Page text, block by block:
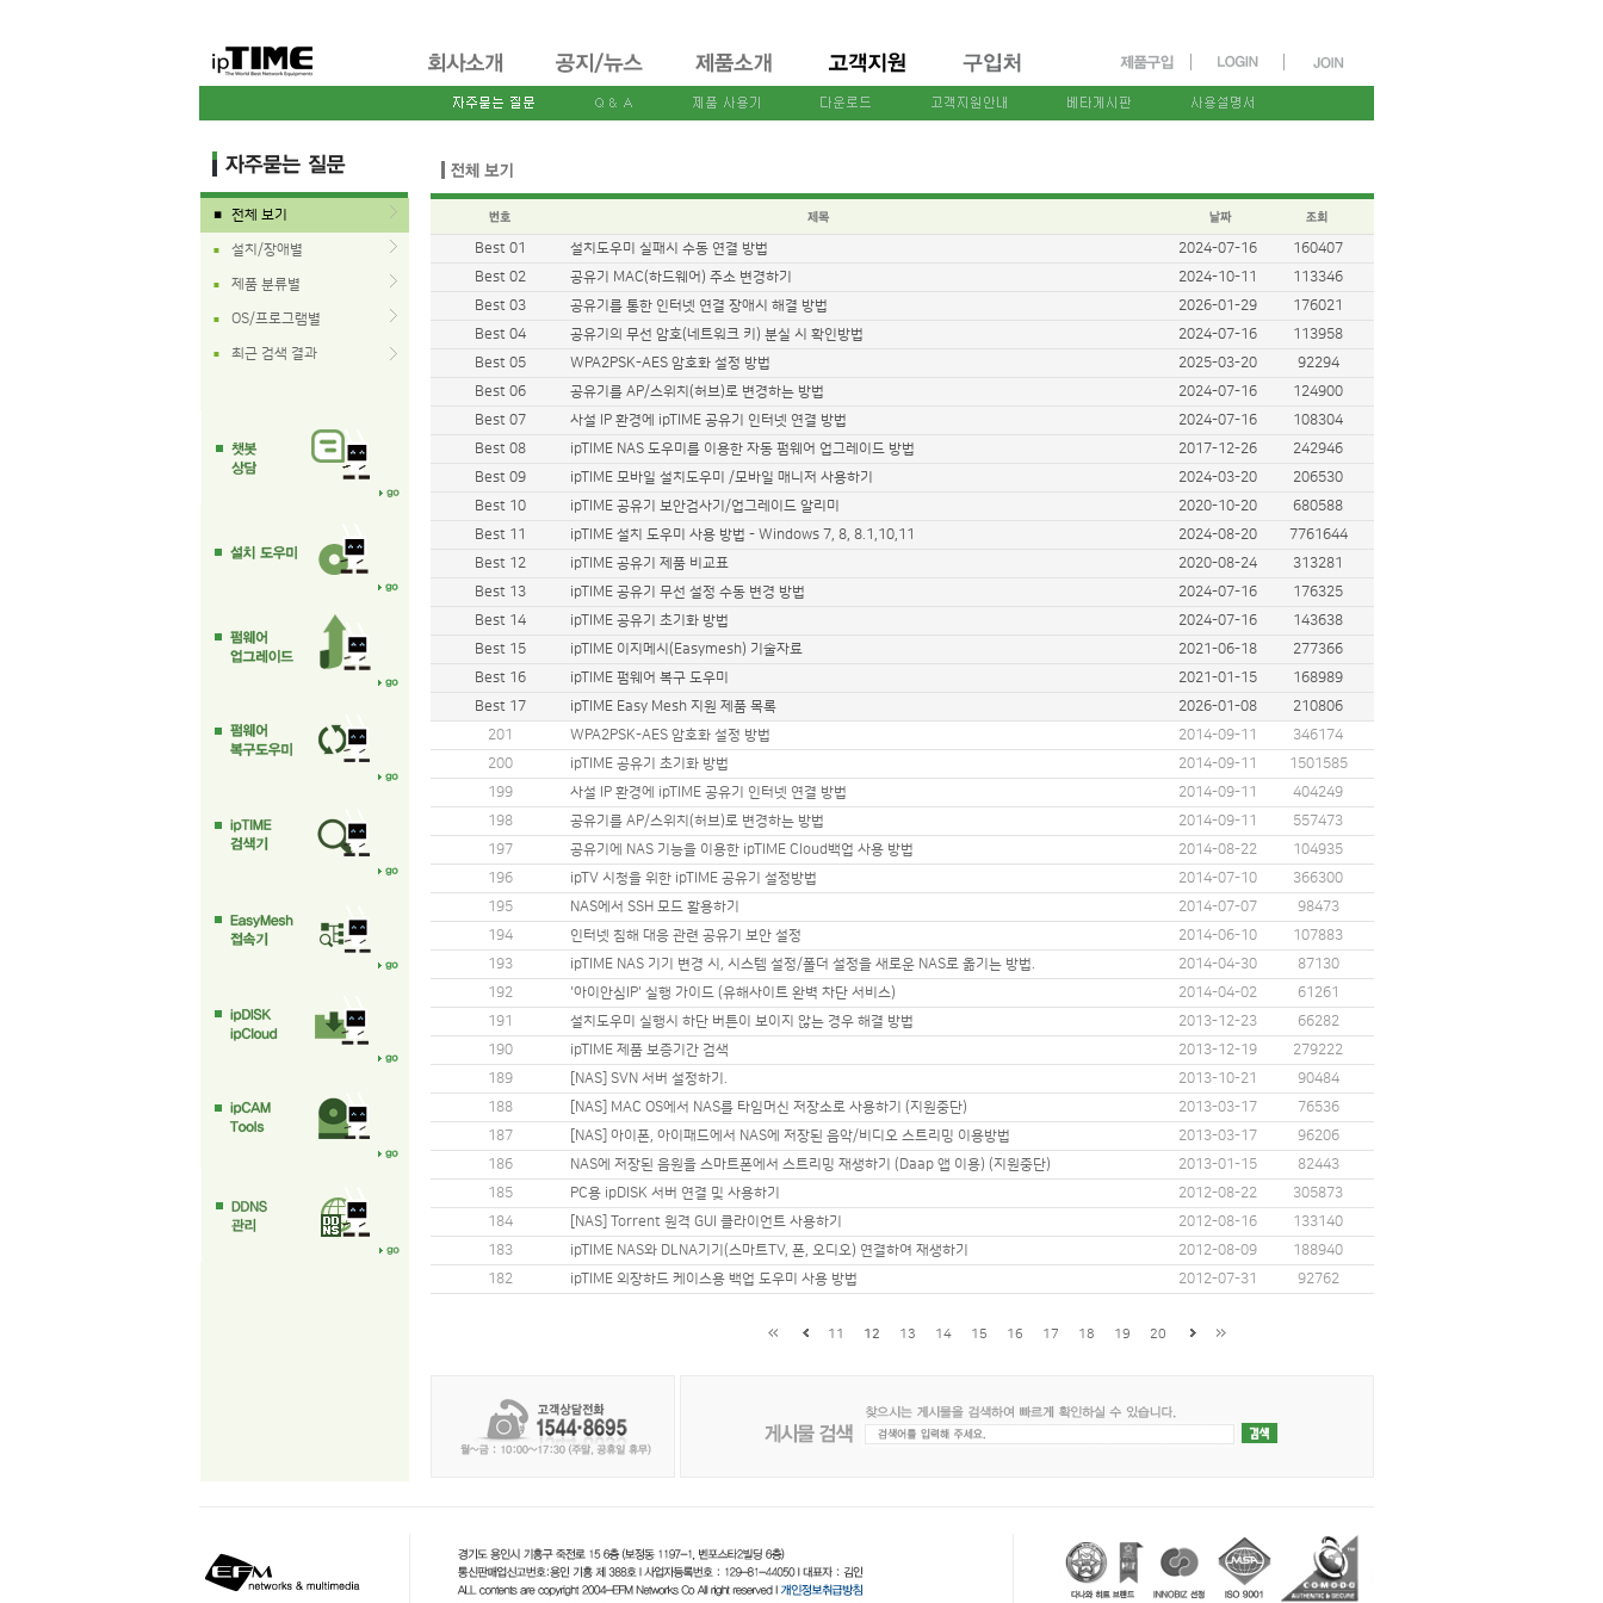
■ 전체 보기
■ 설치/장애별
■ 제품 분류별
■ OS/프로그램별
■ 최근 검색 결과
Best 01 설치도우미 실패시 수동 연결 방법 2024-07-16
160407
Best 02
공유기 MAC(하드웨어) 주소 변경하기 2024-10-11
113346
Best 03
공유기를 통한 인터넷 연결 장애시 해결 방법 2026-01-29
176021
Best 04
공유기의 무선 암호(네트워크 키) 분실 시 확인방법 2024-07-16
113958
Best 05
WPA2PSK-AES 암호화 설정 방법 2025-03-20
92294
Best 06
공유기를 AP/스위치(허브)로 변경하는 방법 2024-07-16
124900
Best 07
사설 IP 환경에 ipTIME 공유기 인터넷 연결 방법 2024-07-16
108304
Best 08
ipTIME NAS 도우미를 이용한 자동 펌웨어 업그레이드 방법 2017-12-26
242946
Best 09
ipTIME 모바일 설치도우미 /모바일 매니저 사용하기 2024-03-20
206530
Best 10
ipTIME 공유기 보안검사기/업그레이드 알리미 2020-10-20
680588
Best 11
ipTIME 설치 도우미 사용 방법 - Windows 7, 8, 8.1,10,11 2024-08-20
7761644
Best 12
ipTIME 공유기 제품 비교표 2020-08-24
313281
Best 13
ipTIME 공유기 무선 설정 수동 변경 방법 2024-07-16
176325
Best 14
ipTIME 공유기 초기화 방법 2024-07-16
143638
Best 15
ipTIME 이지메시(Easymesh) 기술자료 2021-06-18
277366
Best 16
ipTIME 펌웨어 복구 도우미 2021-01-15
168989
Best 17
ipTIME Easy Mesh 지원 제품 목록 2026-01-08
210806
201
WPA2PSK-AES 암호화 설정 방법 2014-09-11
346174
200
ipTIME 공유기 초기화 방법 2014-09-11
1501585
199
사설 IP 환경에 ipTIME 공유기 인터넷 연결 방법 2014-09-11
404249
198
공유기를 AP/스위치(허브)로 변경하는 방법 2014-09-11
557473
197
공유기에 NAS 기능을 이용한 ipTIME Cloud백업 사용 방법 2014-08-22
104935
196
ipTV 시청을 위한 ipTIME 공유기 설정방법 2014-07-10
366300
195
NAS에서 SSH 모드 활용하기 2014-07-07
98473
194
인터넷 침해 대응 관련 공유기 보안 설정 2014-06-10
107883
193
ipTIME NAS 기기 변경 시, 시스템 설정/폴더 설정을 새로운 NAS로 옮기는 방법. 2014-04-30
87130
192
'아이안심IP' 실행 가이드 (유해사이트 완벽 차단 서비스) 2014-04-02
61261
191
설치도우미 실행시 하단 버튼이 보이지 않는 경우 해결 방법 2013-12-23
66282
190
ipTIME 제품 보증기간 검색 2013-12-19
279222
189
[NAS] SVN 서버 설정하기. 2013-10-21
90484
188
[NAS] MAC OS에서 NAS를 타임머신 저장소로 사용하기 (지원중단) 2013-03-17
76536
187
[NAS] 아이폰, 아이패드에서 NAS에 저장된 음악/비디오 스트리밍 이용방법 2013-03-17
96206
186
NAS에 저장된 음원을 스마트폰에서 스트리밍 재생하기 (Daap 앱 이용) (지원중단) 2013-01-15
82443
185
PC용 ipDISK 서버 연결 및 사용하기 2012-08-22
305873
184
[NAS] Torrent 원격 GUI 클라이언트 사용하기 2012-08-16
133140
183
ipTIME NAS와 DLNA기기(스마트TV, 폰, 오디오) 연결하여 재생하기 2012-08-09
188940
182
ipTIME 외장하드 케이스용 백업 도우미 사용 방법 2012-07-31 92762
11 12 13 14 15 16 17 18 19 20